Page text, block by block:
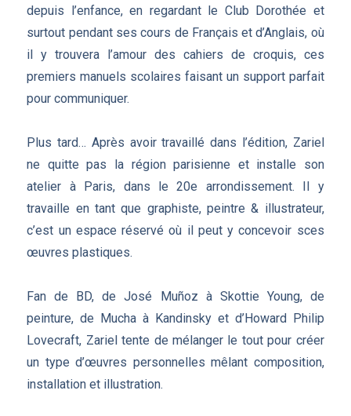
depuis l’enfance, en regardant le Club Dorothée et
surtout pendant ses cours de Français et d’Anglais, où
il y trouvera l’amour des cahiers de croquis, ces
premiers manuels scolaires faisant un support parfait
pour communiquer.
Plus tard… Après avoir travaillé dans l’édition, Zariel
ne quitte pas la région parisienne et installe son
atelier à Paris, dans le 20e arrondissement. Il y
travaille en tant que graphiste, peintre & illustrateur,
c’est un espace réservé où il peut y concevoir sces
œuvres plastiques.
Fan de BD, de José Muñoz à Skottie Young, de
peinture, de Mucha à Kandinsky et d’Howard Philip
Lovecraft, Zariel tente de mélanger le tout pour créer
un type d’œuvres personnelles mêlant composition,
installation et illustration.